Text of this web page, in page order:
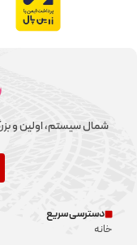
شمال سیستم، اولین و
دسترسی سریع
خانه